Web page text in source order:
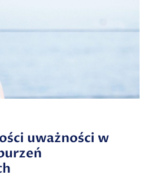
uważności w